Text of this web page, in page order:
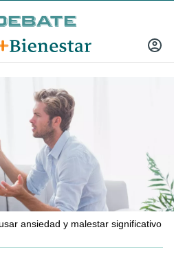
INICIAR
ansiedad y malestar significativo